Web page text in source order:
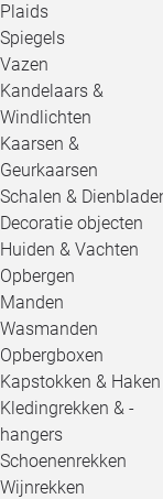
Plaids
Spiegels
Vazen
Kandelaars &
Windlichten
Kaarsen &
Geurkaarsen
Schalen &
Decoratie objecten
Huiden & Vachten
Opbergen
Manden
Wasmanden
Opbergboxen
Kapstokken & Haken
Kledingrekken & -
hangers
Schoenenrekken
Wijnrekken